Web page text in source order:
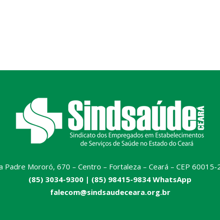
Padre Mororó, 670 – Centro – Fortaleza – Ceará – CEP 60015-
(85) 3034-9300 | (85) 98415-9834 WhatsApp
falecom@sindsaudeceara.org.br